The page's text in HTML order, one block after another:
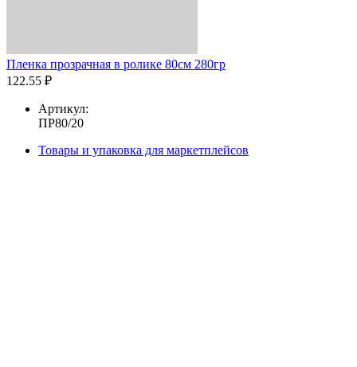
Пленка прозрачная в ролике 80см 280гр
122.55 ₽
Артикул:
ПР80/20
Товары и упаковка для маркетплейсов